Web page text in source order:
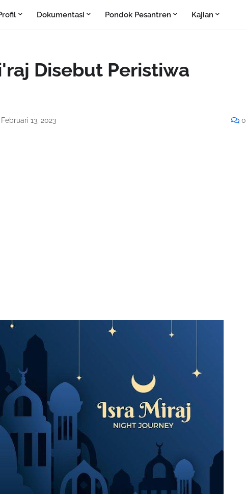
Dokumentasi Pondok Pesantren Kajian
Disebut Peristiwa
Februari 13, 2023 0